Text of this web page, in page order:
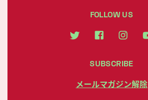
FOLLOW US
SUBSCRIBE
メールマガジン解除